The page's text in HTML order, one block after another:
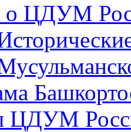
о ЦДУМ
ЦДУМ